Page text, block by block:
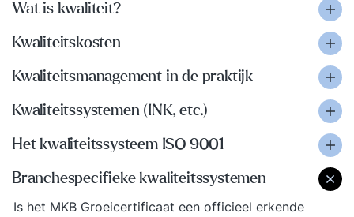
Wat is kwaliteit?
Kwaliteitskosten
Kwaliteitsmanagement in de praktijk
Kwaliteitssystemen (INK, etc.)
Het kwaliteitssysteem ISO 9001
Branchespecifieke kwaliteitssystemen
Is het MKB Groeicertificaat een officieel erkende